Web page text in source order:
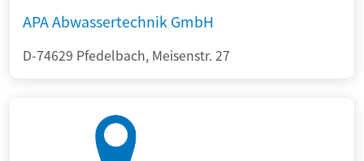
APA Abwassertechnik GmbH
D-74629 Pfedelbach, Meisenstr. 27